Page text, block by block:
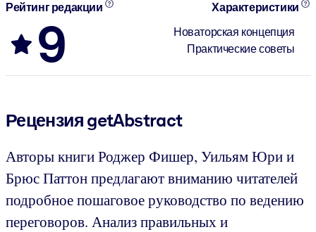
Рейтинг редакции
9
Характеристики
Новаторская концепция
Практические советы
Рецензия getAbstract
Авторы книги Роджер Фишер, Уильям Юри и
Брюс Паттон предлагают вниманию читателей
подробное пошаговое руководство по ведению
переговоров. Анализ правильных и